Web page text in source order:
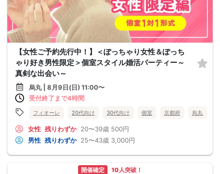
【女性ご予約先行中！】＜ぽっちゃり女性＆ぽっち
ゃり好き男性限定＞個室スタイル婚活パーティー～
真剣な出会い～
烏丸 | 8月9日(日) 11:00〜
受付終了まで4時間
フィオーレ 20代向け 30代向け 個室 京都府 烏丸
女性 残りわずか 20〜39歳 500円
男性 残りわずか 25〜43歳 3,000円
開催確定 10人突破！